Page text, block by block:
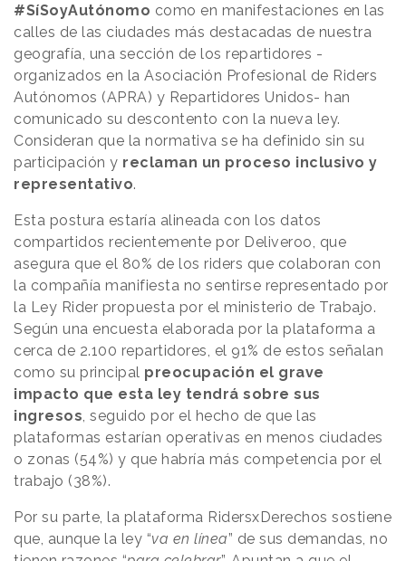
#SíSoyAutónomo como en manifestaciones en las
calles de las ciudades más destacadas de nuestra
geografía, una sección de los repartidores -
organizados en la Asociación Profesional de Riders
Autónomos (APRA) y Repartidores Unidos- han
comunicado su descontento con la nueva ley.
Consideran que la normativa se ha definido sin su
participación y reclaman un proceso inclusivo y
representativo.
Esta postura estaría alineada con los datos
compartidos recientemente por Deliveroo, que
asegura que el 80% de los riders que colaboran con
la compañía manifiesta no sentirse representado por
la Ley Rider propuesta por el ministerio de Trabajo.
Según una encuesta elaborada por la plataforma a
cerca de 2.100 repartidores, el 91% de estos señalan
como su principal preocupación el grave
impacto que esta ley tendrá sobre sus
ingresos, seguido por el hecho de que las
plataformas estarían operativas en menos ciudades
o zonas (54%) y que habría más competencia por el
trabajo (38%).
Por su parte, la plataforma RidersxDerechos sostiene
que, aunque la ley “va en línea” de sus demandas, no